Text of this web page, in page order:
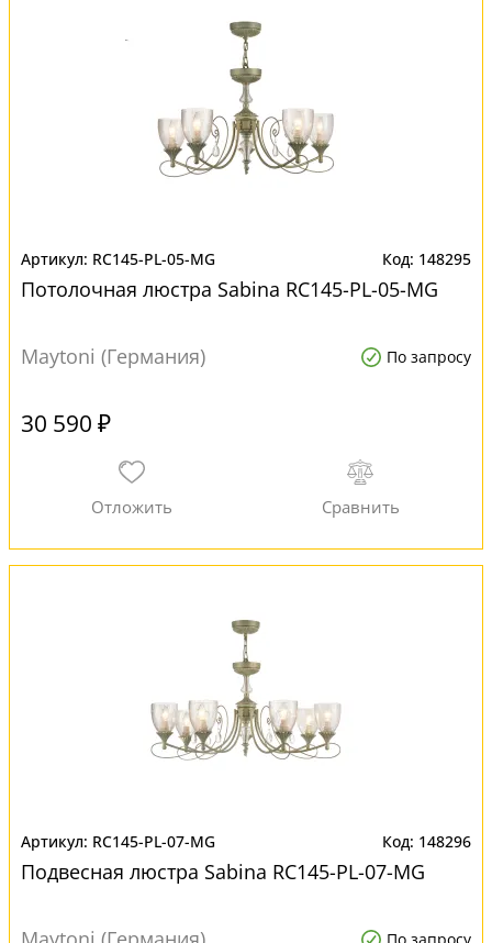
RC145-PL-05-MG 148295
Потолочная люстра Sabina RC145-PL-05-MG
Maytoni (Германия) По запросу
30 590 ₽
RC145-PL-07-MG 148296
Подвесная люстра Sabina RC145-PL-07-MG